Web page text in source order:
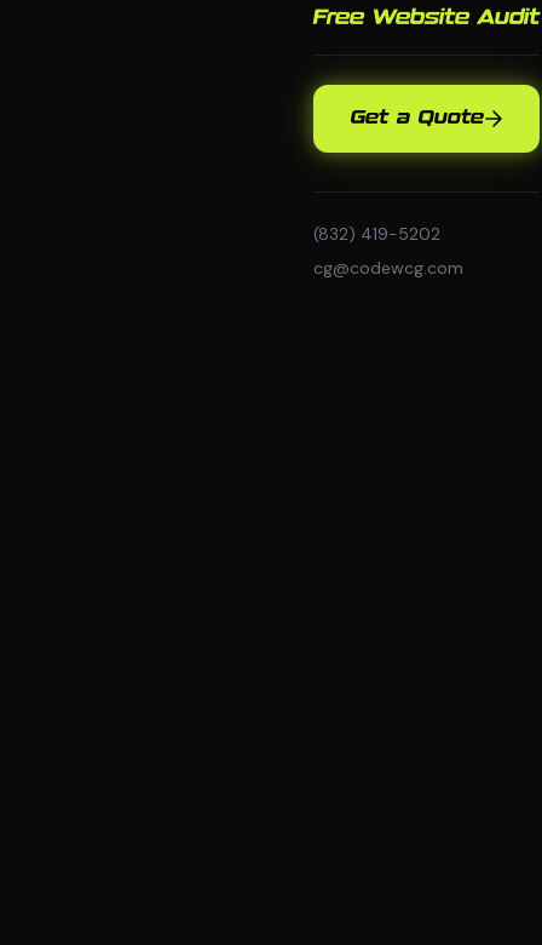
Free Website Audit
Get a Quote
(832) 419-5202
cg@codewcg.com